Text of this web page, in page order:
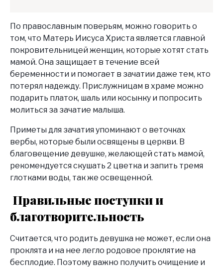
По православным поверьям, можно говорить о
том, что Матерь Иисуса Христа является главной
покровительницей женщин, которые хотят стать
мамой. Она защищает в течение всей
беременности и помогает в зачатии даже тем, кто
потерял надежду. Прислужницам в храме можно
подарить платок, шаль или косынку и попросить
молиться за зачатие малыша.
Приметы для зачатия упоминают о веточках
вербы, которые были освящены в церкви. В
благовещение девушке, желающей стать мамой,
рекомендуется скушать 2 цветка и запить тремя
глотками воды, так же освещенной.
Правильные поступки и
благотворительность
Считается, что родить девушка не может, если она
проклята и на нее легло родовое проклятие на
бесплодие. Поэтому важно получить очищение и